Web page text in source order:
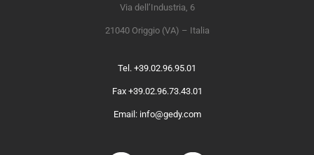
Via dell’Industria, 6
21040 Origgio (VA) – Italia
Tel. +39.02.96.95.01
Fax +39.02.96.73.43.01
Email: info@gedy.com